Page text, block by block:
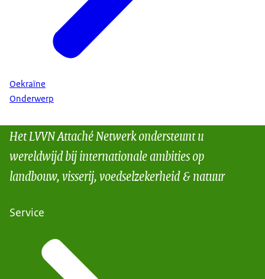
Oekraïne
Onderwerp
Het LVVN Attaché Netwerk ondersteunt u
wereldwijd bij internationale ambities op
landbouw, visserij, voedselzekerheid & natuur
Service